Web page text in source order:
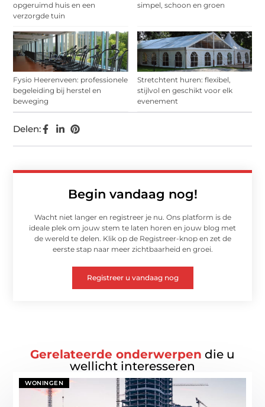
opgeruimd huis en een
verzorgde tuin
simpel, schoon en groen
Fysio Heerenveen: professionele
begeleiding bij herstel en
beweging
Stretchtent huren: flexibel,
stijlvol en geschikt voor elk
evenement
Begin vandaag nog!
Wacht niet langer en registreer je nu. Ons platform is de
ideale plek om jouw stem te laten horen en jouw blog met
de wereld te delen. Klik op de Registreer-knop en zet de
eerste stap naar meer zichtbaarheid en groei.
Registreer u vandaag nog
Delen:
Gerelateerde onderwerpen die u
wellicht interesseren
WONINGEN